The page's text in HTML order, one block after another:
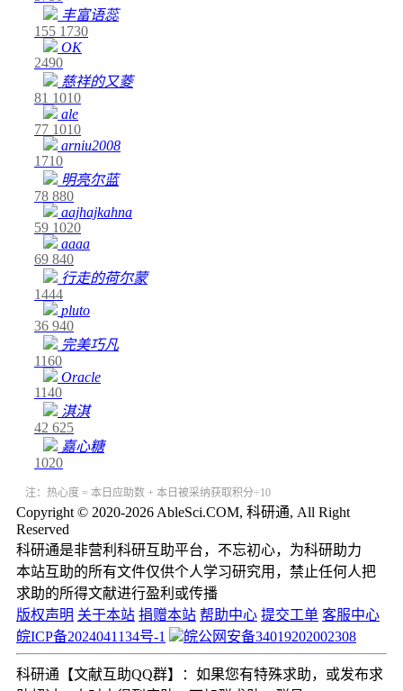
丰富语蕊
155 1730
OK
2490
慈祥的又菱
81 1010
ale
77 1010
arniu2008
1710
明亮尔蓝
78 880
aajhajkahna
59 1020
aaaa
69 840
行走的荷尔蒙
1444
pluto
36 940
完美巧凡
1160
Oracle
1140
淇淇
42 625
嘉心糖
1020
注：热心度 = 本日应助数 + 本日被采纳获取积分÷10
Copyright © 2020-2026 AbleSci.COM, 科研通, All Right
Reserved
科研通是非营利科研互助平台，不忘初心，为科研助力
本站互助的所有文件仅供个人学习研究用，禁止任何人把
求助的所得文献进行盈利或传播
版权声明 关于本站 捐赠本站 帮助中心 提交工单 客服中心
皖ICP备2024041134号-1
皖公网安备34019202002308
科研通【文献互助QQ群】：如果您有特殊求助，或发布求